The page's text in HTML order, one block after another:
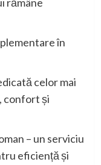
în
celor mai
confort și
– un serviciu
eficiență și